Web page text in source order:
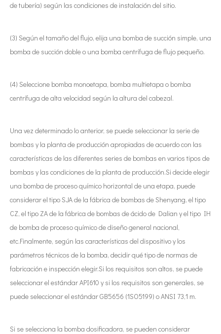
de tubería) según las condiciones de instalación del sitio.
(3) Según el tamaño del flujo, elija una bomba de succión simple, una
bomba de succión doble o una bomba centrífuga de flujo pequeño.
(4) Seleccione bomba monoetapa, bomba multietapa o bomba
centrífuga de alta velocidad según la altura del cabezal.
Una vez determinado lo anterior, se puede seleccionar la serie de
bombas y la planta de producción apropiadas de acuerdo con las
características de las diferentes series de bombas en varios tipos de
bombas y las condiciones de la planta de producción.Si decide elegir
una bomba de proceso químico horizontal de una etapa, puede
considerar el tipo SJA de la fábrica de bombas de Shenyang, el tipo
CZ, el tipo ZA de la fábrica de bombas de ácido de Dalian y el tipo IH
de bomba de proceso químico de diseño general nacional,
etc.Finalmente, según las características del dispositivo y los
parámetros técnicos de la bomba, decidir qué tipo de normas de
fabricación e inspección elegir.Si los requisitos son altos, se puede
seleccionar el estándar API610 y si los requisitos son generales, se
puede seleccionar el estándar GB5656 (1SO5199) o ANSI 73,1 m.
Si se selecciona la bomba dosificadora, se pueden considerar